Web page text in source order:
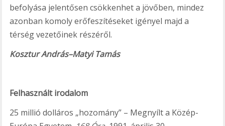
befolyása jelentősen csökkenhet a jövőben, mindez
azonban komoly erőfeszítéseket igényel majd a
térség vezetőinek részéről.
Kosztur András–Matyi Tamás
Felhasznált irodalom
25 millió dolláros „hozomány” – Megnyílt a Közép-